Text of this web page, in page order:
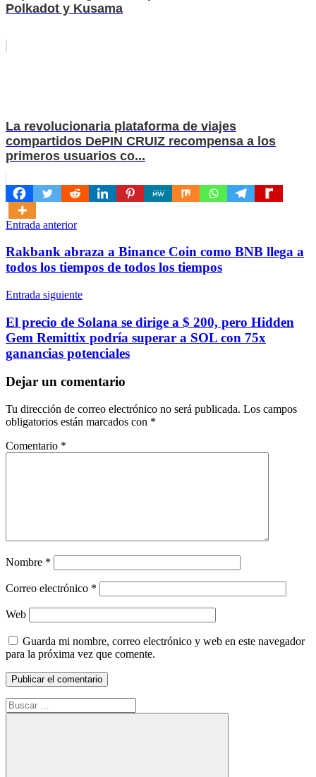
Polkadot y Kusama
La revolucionaria plataforma de viajes
compartidos DePIN CRUIZ recompensa a los
primeros usuarios co...
Navegación
de
entradas
Entrada anterior
Rakbank abraza a Binance Coin como BNB llega a
todos los tiempos de todos los tiempos
Entrada siguiente
El precio de Solana se dirige a $ 200, pero Hidden
Gem Remittix podría superar a SOL con 75x
ganancias potenciales
Dejar un comentario
Tu dirección de correo electrónico no será publicada. Los campos
obligatorios están marcados con *
Comentario *
Nombre *
Correo electrónico *
Web
Guarda mi nombre, correo electrónico y web en este navegador
para la próxima vez que comente.
Buscar: